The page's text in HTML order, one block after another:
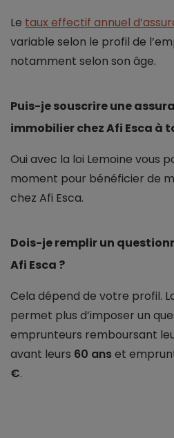
Le taux effectif annuel
variable selon le profil de
notamment selon son âge.
Puis-je souscrire une
immobilier chez Afi Esca à
Oui avec la loi Lemoine vous
moment pour bénéficier de
chez Afi Esca.
Dois-je remplir un
Afi Esca ?
Cela dépend de votre profil.
permet plus d’imposer un
emprunteurs remboursant
avant leurs 60 anset
€.